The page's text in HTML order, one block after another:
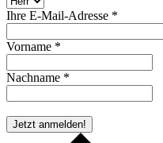
Ihre E-Mail-Adresse *
Vorname *
Nachname *